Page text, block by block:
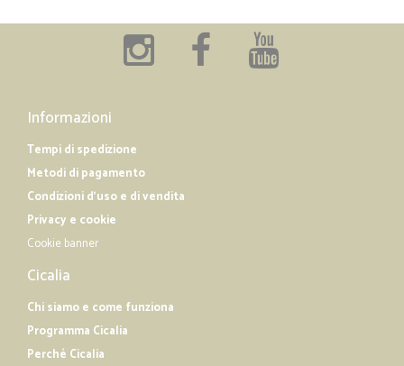
Informazioni
Tempi di spedizione
Metodi di pagamento
Condizioni d'uso e di vendita
Privacy e cookie
Cookie banner
Cicalia
Chi siamo e come funziona
Programma Cicalia
Perché Cicalia